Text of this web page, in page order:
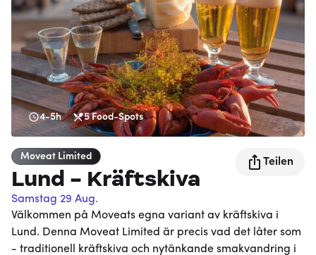
4-5h 5 Food-Spots
Moveat Limited
Lund - Kräftskiva
Samstag 29 Aug.
Teilen
Välkommen på Moveats egna variant av kräftskiva i
Lund. Denna Moveat Limited är precis vad det låter som
- traditionell kräftskiva och nytänkande smakvandring i